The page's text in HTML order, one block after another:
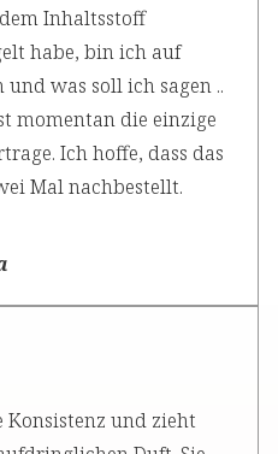
Inhaltsstoff
habe, bin ich auf
und was soll ich sagen ..
momentan die einzige
Ich hoffe, dass das
Mal nachbestellt.
Konsistenz und zieht